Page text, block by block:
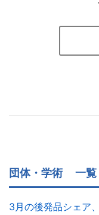
団体・学術 一覧
3月の後発品シェア